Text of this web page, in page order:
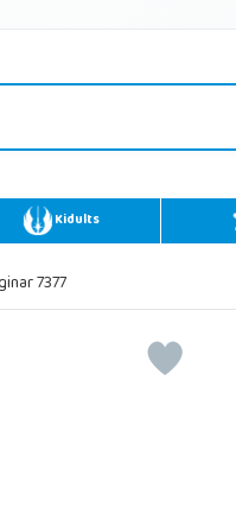
Kidults
7377